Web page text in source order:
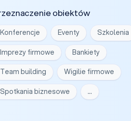
obiektów
Konferencje Eventy Szkolenia
Imprezy firmowe Bankiety
Team building Wigilie firmowe
Spotkania biznesowe …